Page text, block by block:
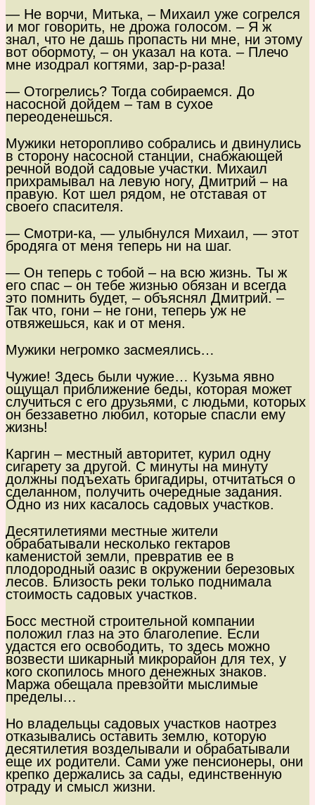
— Не ворчи, Митька, – Михаил уже согрелся
и мог говорить, не дрожа голосом. – Я ж
знал, что не дашь пропасть ни мне, ни этому
вот обормоту, – он указал на кота. – Плечо
мне изодрал когтями, зар-р-раза!
— Отогрелись? Тогда собираемся. До
насосной дойдем – там в сухое
переоденешься.
Мужики неторопливо собрались и двинулись
в сторону насосной станции, снабжающей
речной водой садовые участки. Михаил
прихрамывал на левую ногу, Дмитрий – на
правую. Кот шел рядом, не отставая от
своего спасителя.
— Смотри-ка, — улыбнулся Михаил, — этот
бродяга от меня теперь ни на шаг.
— Он теперь с тобой – на всю жизнь. Ты ж
его спас – он тебе жизнью обязан и всегда
это помнить будет, – объяснял Дмитрий. –
Так что, гони – не гони, теперь уж не
отвяжешься, как и от меня.
Мужики негромко засмеялись…
Чужие! Здесь были чужие… Кузьма явно
ощущал приближение беды, которая может
случиться с его друзьями, с людьми, которых
он беззаветно любил, которые спасли ему
жизнь!
Каргин – местный авторитет, курил одну
сигарету за другой. С минуты на минуту
должны подъехать бригадиры, отчитаться о
сделанном, получить очередные задания.
Одно из них касалось садовых участков.
Десятилетиями местные жители
обрабатывали несколько гектаров
каменистой земли, превратив ее в
плодородный оазис в окружении березовых
лесов. Близость реки только поднимала
стоимость садовых участков.
Босс местной строительной компании
положил глаз на это благолепие. Если
удастся его освободить, то здесь можно
возвести шикарный микрорайон для тех, у
кого скопилось много денежных знаков.
Маржа обещала превзойти мыслимые
пределы…
Но владельцы садовых участков наотрез
отказывались оставить землю, которую
десятилетия возделывали и обрабатывали
еще их родители. Сами уже пенсионеры, они
крепко держались за сады, единственную
отраду и смысл жизни.